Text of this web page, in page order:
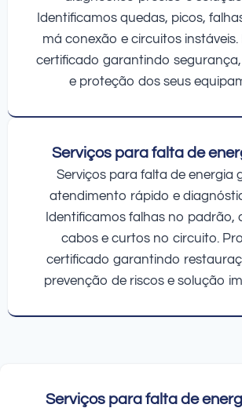
Identificamos quedas, picos,
má conexão e circuitos instáveis.
certificado garantindo
e proteção dos seus
Serviços para falta de
Serviços para falta de energia
atendimento rápido e
Identificamos falhas no padrão,
cabos e curtos no circuito.
certificado garantindo
prevenção de riscos e solução
Serviços para falta de